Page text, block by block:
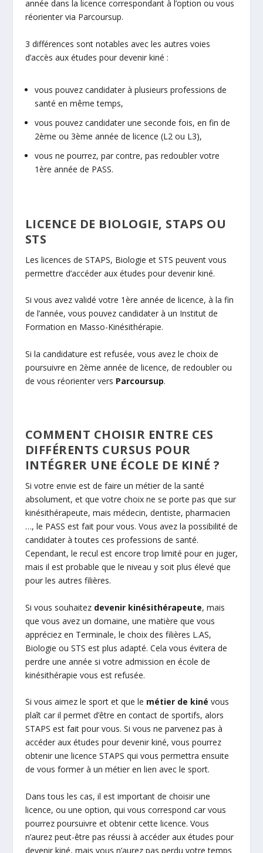
année dans la licence correspondant à l’option ou vous
réorienter via Parcoursup.
3 différences sont notables avec les autres voies
d’accès aux études pour devenir kiné :
vous pouvez candidater à plusieurs professions de
santé en même temps,
vous pouvez candidater une seconde fois, en fin de
2ème ou 3ème année de licence (L2 ou L3),
vous ne pourrez, par contre, pas redoubler votre
1ère année de PASS.
LICENCE DE BIOLOGIE, STAPS OU
STS
Les licences de STAPS, Biologie et STS peuvent vous
permettre d’accéder aux études pour devenir kiné.
Si vous avez validé votre 1ère année de licence, à la fin
de l’année, vous pouvez candidater à un Institut de
Formation en Masso-Kinésithérapie.
Si la candidature est refusée, vous avez le choix de
poursuivre en 2ème année de licence, de redoubler ou
de vous réorienter vers Parcoursup.
COMMENT CHOISIR ENTRE CES
DIFFÉRENTS CURSUS POUR
INTÉGRER UNE ÉCOLE DE KINÉ ?
Si votre envie est de faire un métier de la santé
absolument, et que votre choix ne se porte pas que sur
kinésithérapeute, mais médecin, dentiste, pharmacien
…, le PASS est fait pour vous. Vous avez la possibilité de
candidater à toutes ces professions de santé.
Cependant, le recul est encore trop limité pour en juger,
mais il est probable que le niveau y soit plus élevé que
pour les autres filières.
Si vous souhaitez devenir kinésithérapeute, mais
que vous avez un domaine, une matière que vous
appréciez en Terminale, le choix des filières L.AS,
Biologie ou STS est plus adapté. Cela vous évitera de
perdre une année si votre admission en école de
kinésithérapie vous est refusée.
Si vous aimez le sport et que le métier de kiné vous
plaît car il permet d’être en contact de sportifs, alors
STAPS est fait pour vous. Si vous ne parvenez pas à
accéder aux études pour devenir kiné, vous pourrez
obtenir une licence STAPS qui vous permettra ensuite
de vous former à un métier en lien avec le sport.
Dans tous les cas, il est important de choisir une
licence, ou une option, qui vous correspond car vous
pourrez poursuivre et obtenir cette licence. Vous
n’aurez peut-être pas réussi à accéder aux études pour
devenir kiné, mais vous n’aurez pas perdu votre temps